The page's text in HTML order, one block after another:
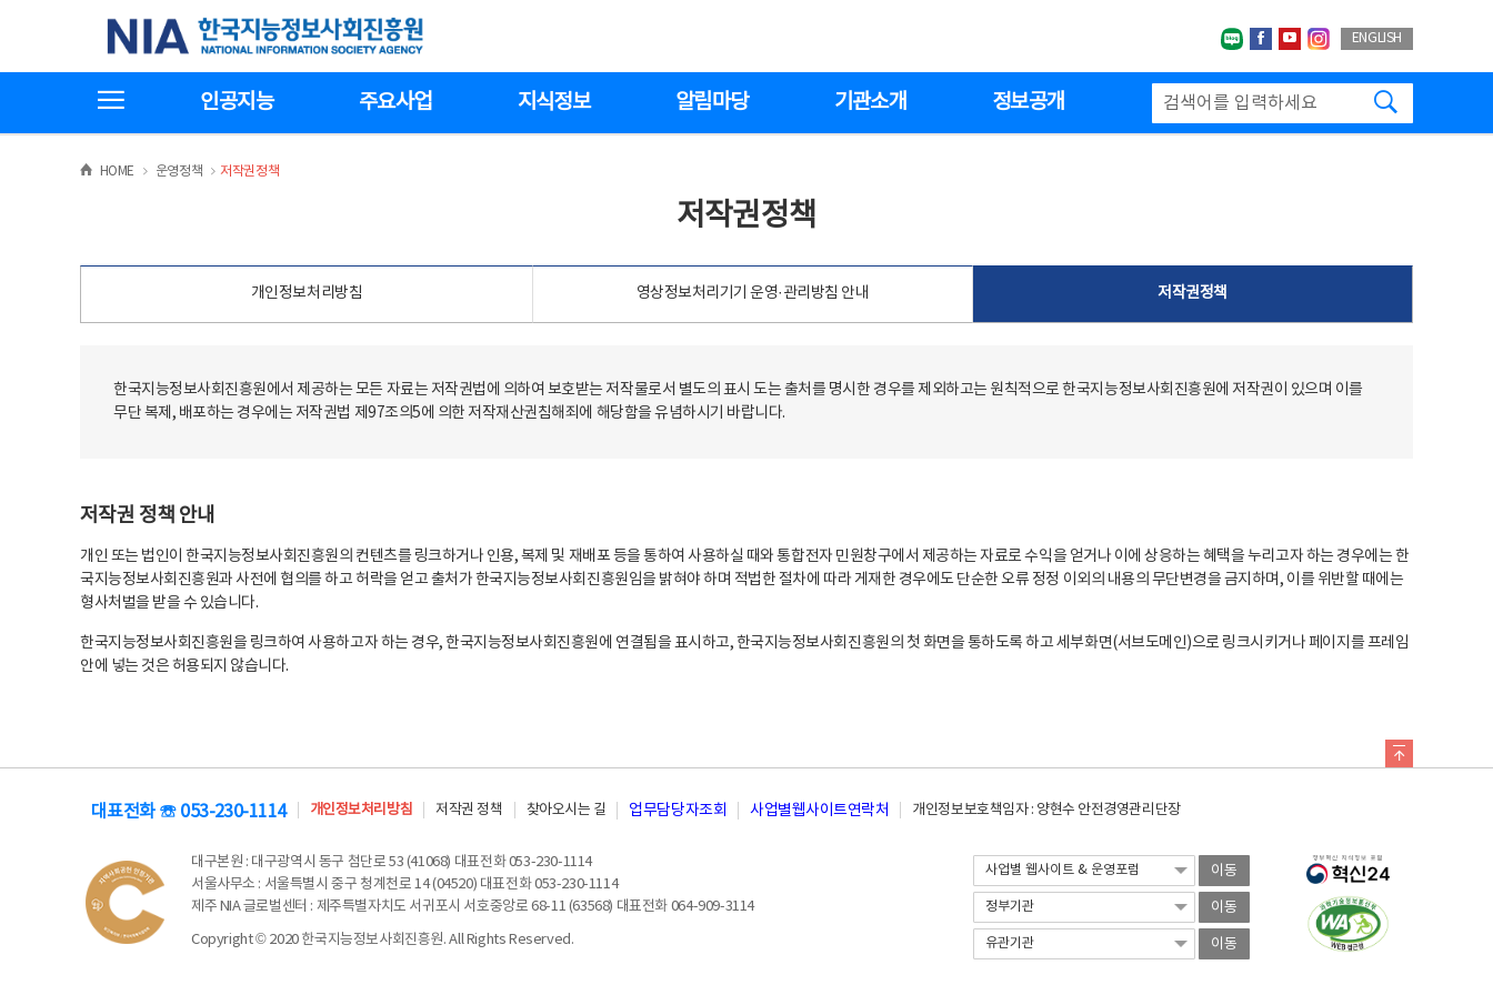
기
한국지능정보사회진흥원
네이버블로그
페이스북
유투브인스타그랩
ENGLISH
인공지능 주요사업 지식정보 알림마당 기관소개 정보공개
HOME >운영정책 >
저작권정책
저작권정책
개인정보처리방침 영상정보처리기기 운영·관리방침 안내 저작권정책
한국지능정보사회진흥원에서 제공하는 모든 자료는 저작권법에 의하여 보호받는 저작물로서 별도의 표시 도는 출처를 명시한 경우를 제외하고는 원칙적으로 한국지능정보사회진흥원에 저작권이 있으며 이를
무단 복제, 배포하는 경우에는 저작권법 제97조의5에 의한 저작재산권침해죄에 해당함을 유념하시기 바랍니다.
저작권 정책 안내
개인 또는 법인이 한국지능정보사회진흥원의 컨텐츠를 링크하거나 인용, 복제 및 재배포 등을 통하여 사용하실 때와 통합전자 민원창구에서 제공하는 자료로 수익을 얻거나 이에 상응하는 혜택을 누리고자 하는 경우에는 한
국지능정보사회진흥원과 사전에 협의를 하고 허락을 얻고 출처가 한국지능정보사회진흥원임을 밝혀야 하며 적법한 절차에 따라 게재한 경우에도 단순한 오류 정정 이외의 내용의 무단변경을 금지하며, 이를 위반할 때에는
형사처벌을 받을 수 있습니다.
한국지능정보사회진흥원을 링크하여 사용하고자 하는 경우, 한국지능정보사회진흥원에 연결됨을 표시하고, 한국지능정보사회진흥원의 첫 화면을 통하도록 하고 세부화면(서브도메인)으로 링크시키거나 페이지를 프레임
안에 넣는 것은 허용되지 않습니다.
대표전화 ☏ 053-230-1114 개인정보처리방침 저작권 정책 찾아오시는 길 업무담당자조회 사업별웹사이트연락처 개인정보보호책임자 : 양현수 안전경영관리단장
대구본원 : 대구광역시 동구 첨단로 53 (41068) 대표전화 053-230-1114
서울사무소 : 서울특별시 중구 청계천로 14 (04520) 대표전화 053-230-1114
제주 NIA 글로벌센터 : 제주특별자치도 서귀포시 서호중앙로 68-11 (63568) 대표전화 064-909-3114
Copyright © 2020 한국지능정보사회진흥원. All Rights Reserved.
이동
이동
이동